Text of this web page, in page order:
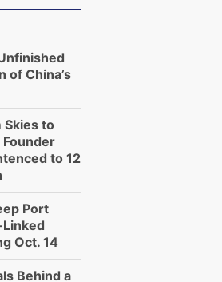
100种
·第三对
【商旅对话】华住集团
住三大增长引擎是什么？
of China’s
Skies to
Founder
to 12
Port
Linked
Oct. 14
Behind a